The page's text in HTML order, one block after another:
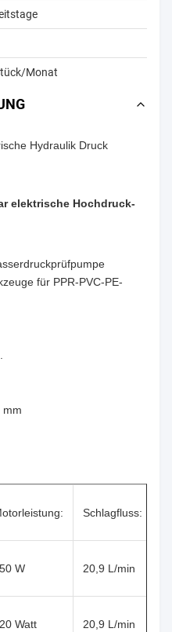
Monat
Hydraulik Druck
elektrische Hochdruck-
für PPR-PVC-PE-
mm
Schlagfluss:
W 20,9 L/min
Watt 20,9 L/min